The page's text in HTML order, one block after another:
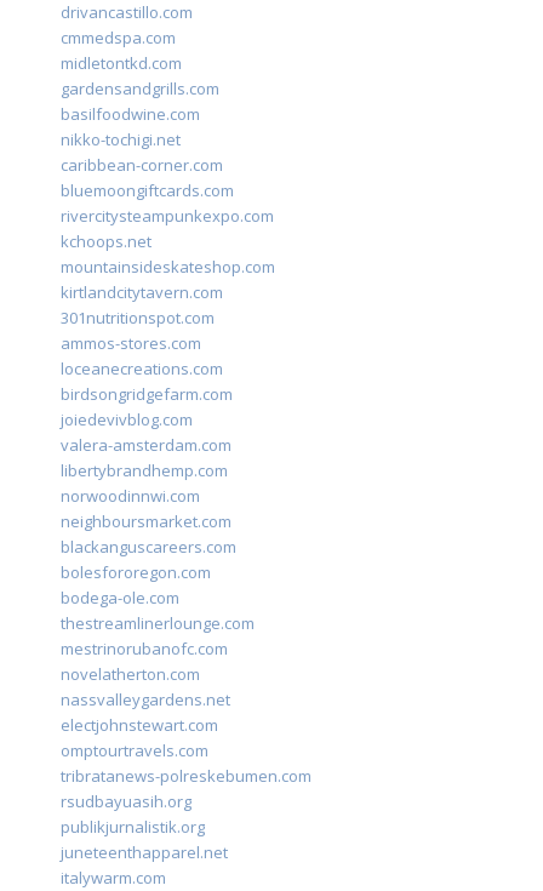
drivancastillo.com
cmmedspa.com
midletontkd.com
gardensandgrills.com
basilfoodwine.com
nikko-tochigi.net
caribbean-corner.com
bluemoongiftcards.com
rivercitysteampunkexpo.com
kchoops.net
mountainsideskateshop.com
kirtlandcitytavern.com
301nutritionspot.com
ammos-stores.com
loceanecreations.com
birdsongridgefarm.com
joiedevivblog.com
valera-amsterdam.com
libertybrandhemp.com
norwoodinnwi.com
neighboursmarket.com
blackanguscareers.com
bolesfororegon.com
bodega-ole.com
thestreamlinerlounge.com
mestrinorubanofc.com
novelatherton.com
nassvalleygardens.net
electjohnstewart.com
omptourtravels.com
tribratanews-polreskebumen.com
rsudbayuasih.org
publikjurnalistik.org
juneteenthapparel.net
italywarm.com